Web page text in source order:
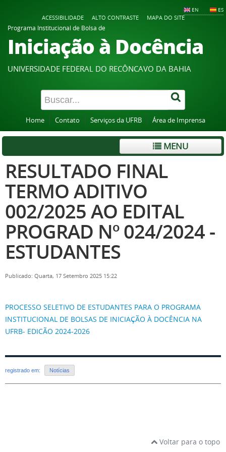
EN ES
ACESSIBILIDADE ALTO CONTRASTE
MAPA DO SITE
Programa Institucional de Bolsa de
Iniciação à Docência
UNIVERSIDADE FEDERAL DO RECÔNCAVO DA BAHIA
Home Contato Serviços da UFRB Área de Imprensa
MENU
RESULTADO FINAL
TERMO ADITIVO
002/2025 AO EDITAL
PROGRAD Nº 024/2024 -
ESTUDANTES
Publicado: Quarta, 17 Setembro 2025 15:22
PROCESSO SELETIVO DE ESTUDANTES PARA O PROGRAMA
INSTITUCIONAL DE BOLSAS DE INICIAÇÃO À DOCÊNCIA NA
UFRB- EDICÃO 2024-2026
registrado em: Notícias
Voltar para o topo